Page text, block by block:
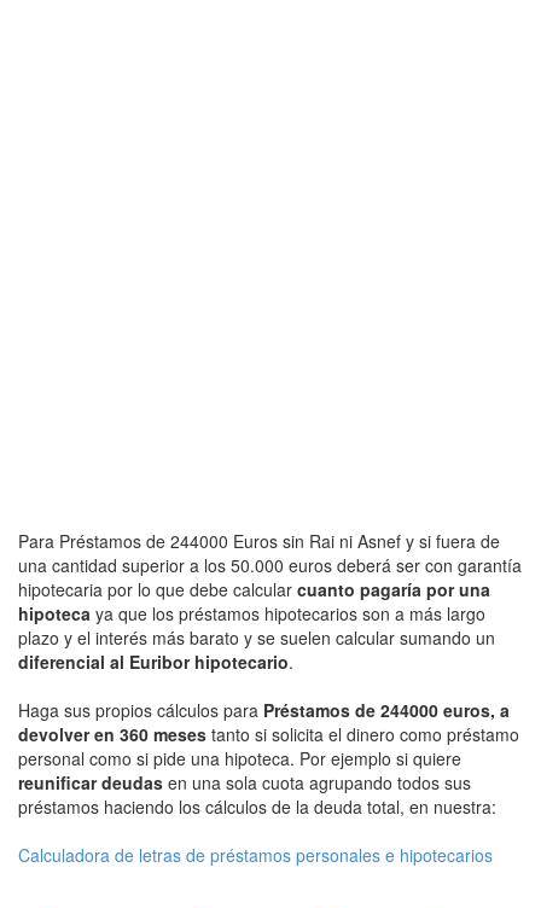
Para Préstamos de 244000 Euros sin Rai ni Asnef y si fuera de
una cantidad superior a los 50.000 euros deberá ser con garantía
hipotecaria por lo que debe calcular cuanto pagaría por una
hipoteca ya que los préstamos hipotecarios son a más largo
plazo y el interés más barato y se suelen calcular sumando un
diferencial al Euribor hipotecario.
Haga sus propios cálculos para Préstamos de 244000 euros, a
devolver en 360 meses tanto si solicita el dinero como préstamo
personal como si pide una hipoteca. Por ejemplo si quiere
reunificar deudas en una sola cuota agrupando todos sus
préstamos haciendo los cálculos de la deuda total, en nuestra:
Calculadora de letras de préstamos personales e hipotecarios